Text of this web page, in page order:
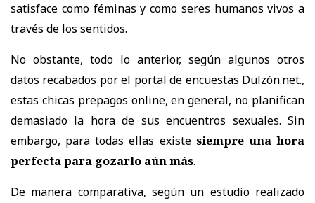
satisface como féminas y como seres humanos vivos a
través de los sentidos.
No obstante, todo lo anterior, según algunos otros
datos recabados por el portal de encuestas Dulzón.net.,
estas chicas prepagos online,en general, no planifican
demasiado la hora de sus encuentros sexuales. Sin
embargo, para todas ellas existesiempre una hora
perfecta para gozarlo aún más.
De manera comparativa, según un estudio realizado